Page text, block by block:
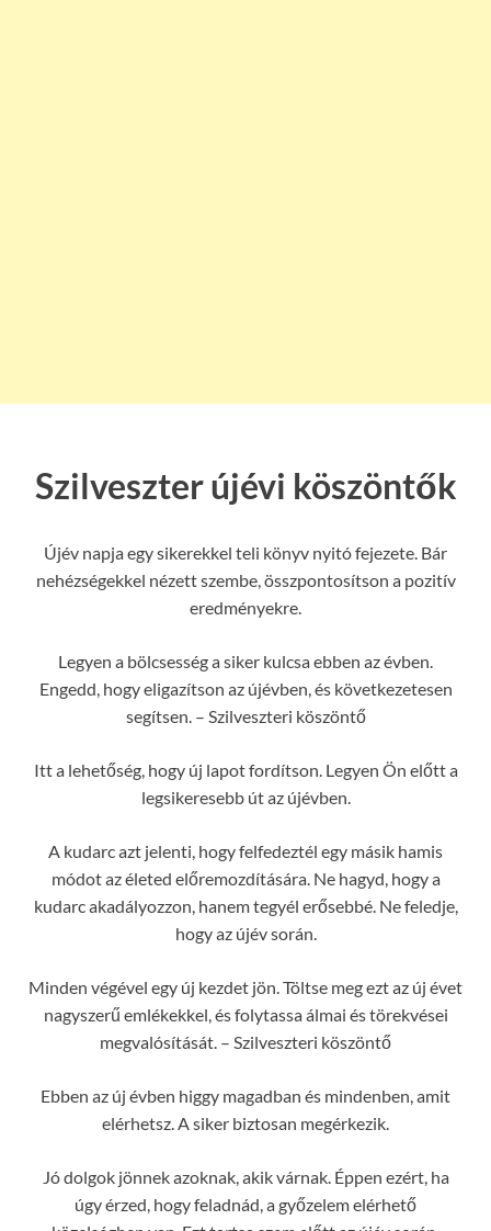
Szilveszter újévi köszöntők
Újév napja egy sikerekkel teli könyv nyitó fejezete. Bár
nehézségekkel nézett szembe, összpontosítson a pozitív
eredményekre.
Legyen a bölcsesség a siker kulcsa ebben az évben.
Engedd, hogy eligazítson az újévben, és következetesen
segítsen. – Szilveszteri köszöntő
Itt a lehetőség, hogy új lapot fordítson. Legyen Ön előtt a
legsikeresebb út az újévben.
A kudarc azt jelenti, hogy felfedeztél egy másik hamis
módot az életed előremozdítására. Ne hagyd, hogy a
kudarc akadályozzon, hanem tegyél erősebbé. Ne feledje,
hogy az újév során.
Minden végével egy új kezdet jön. Töltse meg ezt az új évet
nagyszerű emlékekkel, és folytassa álmai és törekvései
megvalósítását. – Szilveszteri köszöntő
Ebben az új évben higgy magadban és mindenben, amit
elérhetsz. A siker biztosan megérkezik.
Jó dolgok jönnek azoknak, akik várnak. Éppen ezért, ha
úgy érzed, hogy feladnád, a győzelem elérhető